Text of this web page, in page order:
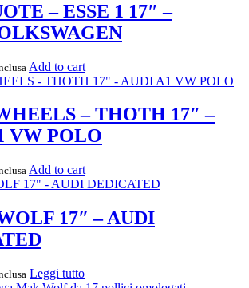
– ESSE 1 17″ –
Add to cart
– THOTH 17″ –
VW POLO
Add to cart
17″ – AUDI
Leggi tutto